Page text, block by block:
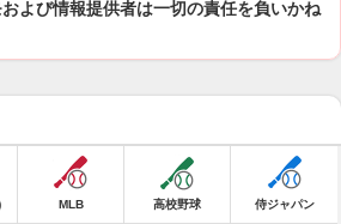
よび情報提供者は一切の責任を負いかね
MLB 高校野球 侍ジャパン